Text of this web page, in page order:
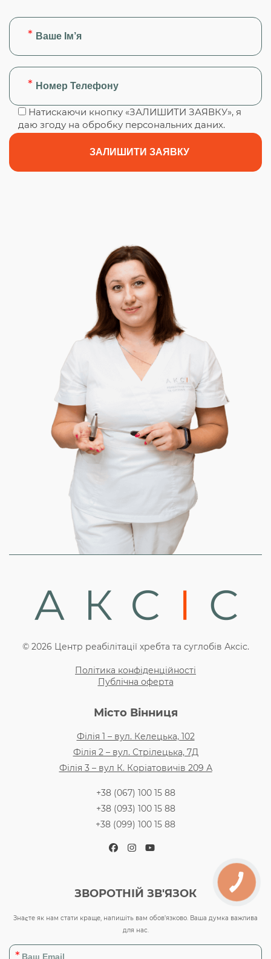
Натискаючи кнопку «ЗАЛИШИТИ ЗАЯВКУ», я
даю згоду на обробку персональних даних.
© 2026 Центр реабілітації хребта та суглобів Аксіс.
Політика конфіденційності
Публічна оферта
Місто Вінниця
Філія 1 – вул. Келецька, 102
Філія 2 – вул. Стрілецька, 7Д
Філія 3 – вул К. Коріатовичів 209 А
+38 (067) 100 15 88
+38 (093) 100 15 88
+38 (099) 100 15 88
Facebook
Instagram
YouTube
ЗВОРОТНІЙ ЗВ'ЯЗОК
Знаєте як нам стати краще, напишіть вам обов’язково. Ваша думка важлива
для нас.